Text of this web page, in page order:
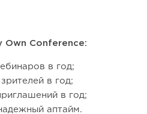
Own Conference:
в год;
в год;
в год;
аптайм.